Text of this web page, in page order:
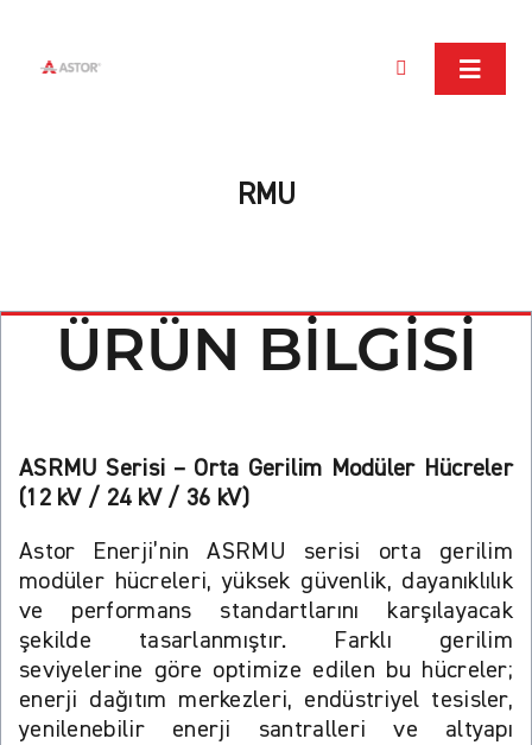
content
Toggle
Navigation
Kalite
RMU
ÜRÜN BİLGİSİ
ASRMU Serisi – Orta Gerilim Modüler Hücreler
(12 kV / 24 kV / 36 kV)
Astor Enerji’nin ASRMU serisi orta gerilim
modüler hücreleri, yüksek güvenlik, dayanıklılık
ve performans standartlarını karşılayacak
şekilde tasarlanmıştır. Farklı gerilim
seviyelerine göre optimize edilen bu hücreler;
enerji dağıtım merkezleri, endüstriyel tesisler,
yenilenebilir enerji santralleri ve altyapı